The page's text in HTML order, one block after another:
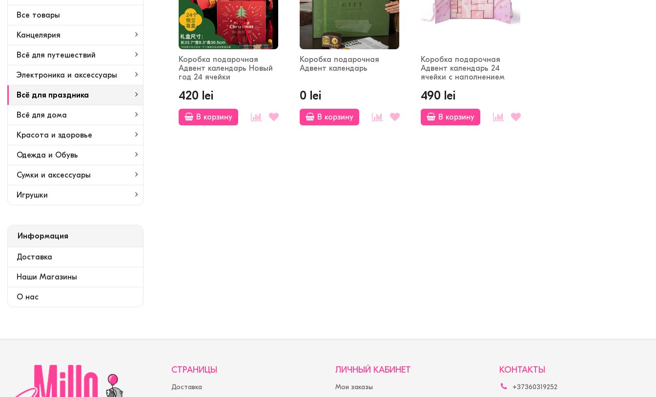
Коробка подарочная
Адвент календарь Новый
год 24 ячейки
420 lei
В корзину
Коробка подарочная
Адвент календарь
0 lei
В корзину
Коробка подарочная
Адвент календарь 24
ячейки с наполнением
490 lei
В корзину
Bсе товары
Канцелярия
Всё для путешествий
Электроника и аксессуары
Всё для праздника
Всё для дома
Красота и здоровье
Одежда и Обувь
Сумки и аксессуары
Игрушки
Информация
Доставка
Наши Магазины
О нас
СТРАНИЦЫ
Доставка
ЛИЧНЫЙ КАБИНЕТ
Мои заказы
КОНТАКТЫ
+37360319252